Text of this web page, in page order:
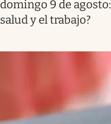
domingo 9 de
salud y el trabajo?